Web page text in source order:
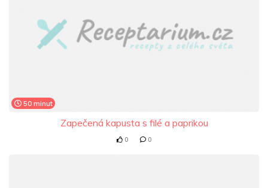
50 minut
Zapečená kapusta s filé a paprikou
0 0